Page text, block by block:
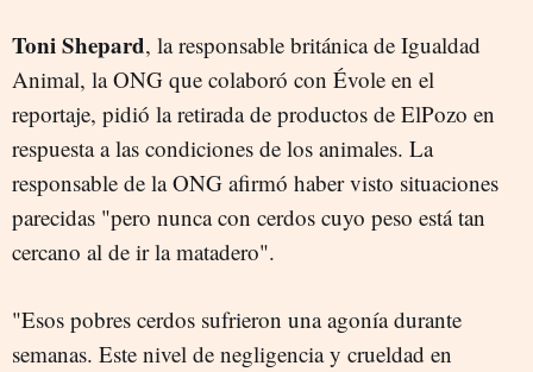
Toni Shepard, la responsable británica de Igualdad
Animal, la ONG que colaboró con Évole en el
reportaje, pidió la retirada de productos de ElPozo en
respuesta a las condiciones de los animales. La
responsable de la ONG afirmó haber visto situaciones
parecidas "pero nunca con cerdos cuyo peso está tan
cercano al de ir la matadero".
"Esos pobres cerdos sufrieron una agonía durante
semanas. Este nivel de negligencia y crueldad en